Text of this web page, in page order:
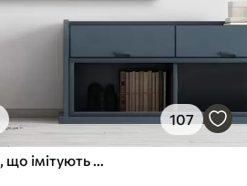
107
Абстрактні будиночки, що імітують мазок пензля